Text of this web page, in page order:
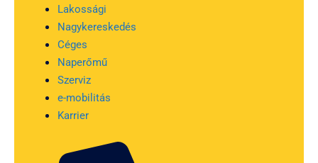
Lakossági
Nagykereskedés
Céges
Naperőmű
Szerviz
e-mobilitás
Karrier